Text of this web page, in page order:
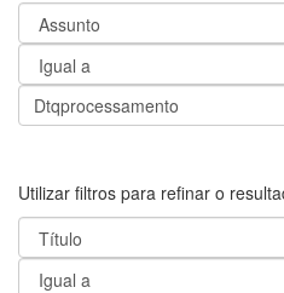
Utilizar filtros para refinar o